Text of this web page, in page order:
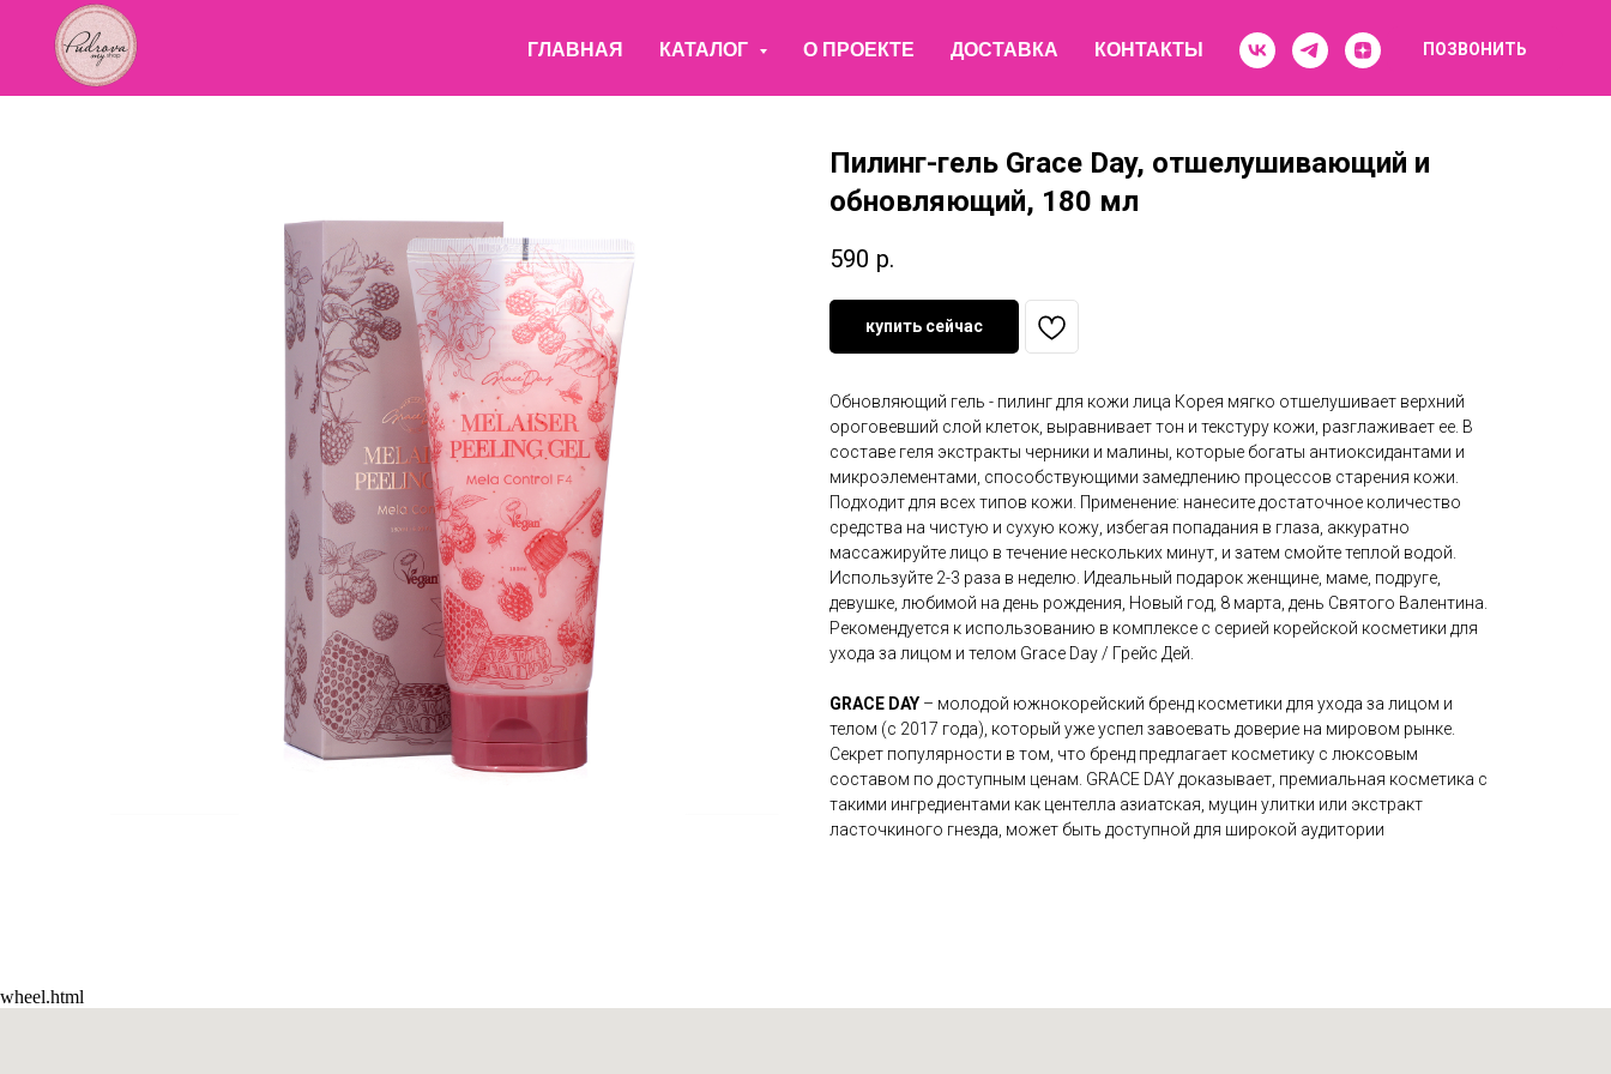
ГЛАВНАЯ КАТАЛОГ О ПРОЕКТЕ ДОСТАВКА КОНТАКТЫ ПОЗВОНИТЬ
Пилинг-гель Grace Day, отшелушивающий и
обновляющий, 180 мл
590 р.
купить сейчас
Обновляющий гель - пилинг для кожи лица Корея мягко отшелушивает верхний
ороговевший слой клеток, выравнивает тон и текстуру кожи, разглаживает ее. В
составе геля экстракты черники и малины, которые богаты антиоксидантами и
микроэлементами, способствующими замедлению процессов старения кожи.
Подходит для всех типов кожи. Применение: нанесите достаточное количество
средства на чистую и сухую кожу, избегая попадания в глаза, аккуратно
массажируйте лицо в течение нескольких минут, и затем смойте теплой водой.
Используйте 2-3 раза в неделю. Идеальный подарок женщине, маме, подруге,
девушке, любимой на день рождения, Новый год, 8 марта, день Святого Валентина.
Рекомендуется к использованию в комплексе с серией корейской косметики для
ухода за лицом и телом Grace Day / Грейс Дей.
GRACE DAY – молодой южнокорейский бренд косметики для ухода за лицом и
телом (с 2017 года), который уже успел завоевать доверие на мировом рынке.
Секрет популярности в том, что бренд предлагает косметику с люксовым
составом по доступным ценам. GRACE DAY доказывает, премиальная косметика с
такими ингредиентами как центелла азиатская, муцин улитки или экстракт
ласточкиного гнезда, может быть доступной для широкой аудитории
wheel.html